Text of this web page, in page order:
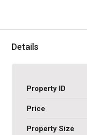
Details
Property ID
Price
Property Size